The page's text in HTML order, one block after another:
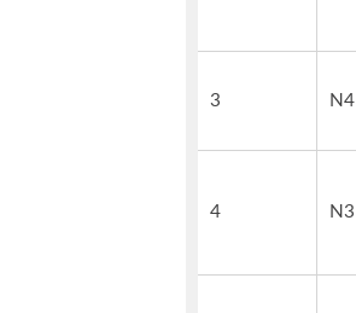
3 N4
4 N3